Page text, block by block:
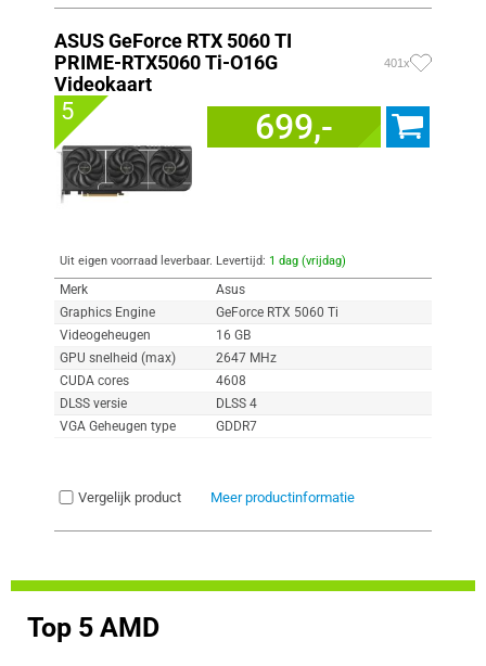
ASUS GeForce RTX 5060 TI
PRIME-RTX5060 Ti-O16G
Videokaart
401x
5 699,-
Uit eigen voorraad leverbaar. Levertijd: 1 dag (vrijdag)
Merk
Asus
Graphics Engine
GeForce RTX 5060 Ti
Videogeheugen
16 GB
GPU snelheid (max)
2647 MHz
CUDA cores
4608
DLSS versie
DLSS 4
VGA Geheugen type
GDDR7
Vergelijk product Meer productinformatie
Top 5 AMD